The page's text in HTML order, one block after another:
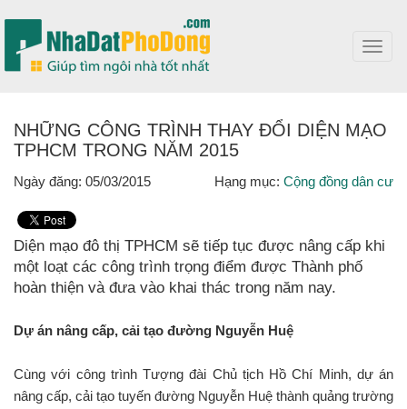
NHỮNG CÔNG TRÌNH THAY ĐỔI DIỆN MẠO
TPHCM TRONG NĂM 2015
Ngày đăng: 05/03/2015 Hạng mục: Cộng đồng dân cư
Diện mạo đô thị TPHCM sẽ tiếp tục được nâng cấp khi
một loạt các công trình trọng điểm được Thành phố
hoàn thiện và đưa vào khai thác trong năm nay.
Dự án nâng cấp, cải tạo đường Nguyễn Huệ
Cùng với công trình Tượng đài Chủ tịch Hồ Chí Minh, dự án
nâng cấp, cải tạo tuyến đường Nguyễn Huệ thành quảng trường